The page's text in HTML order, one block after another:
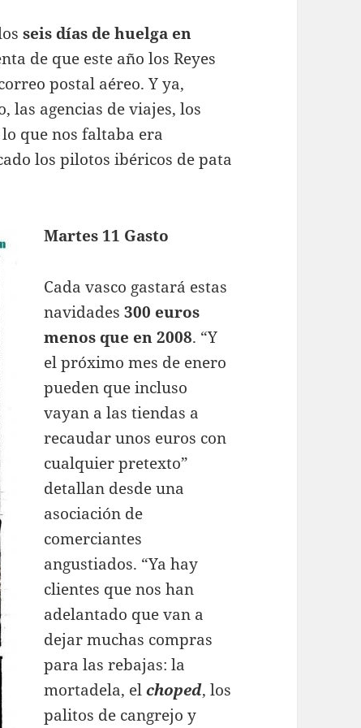
seis días de huelga en
de que este año los Reyes
postal aéreo. Y ya,
las agencias de viajes, los
que nos faltaba era
los pilotos ibéricos de pata
Martes 11 Gasto
Cada vasco gastará estas
navidades300 euros
menos que en 2008. “Y
el próximo mes de enero
pueden que incluso
vayan a las tiendas a
recaudar unos euros con
cualquier pretexto”
detallan desde una
asociación de
comerciantes
angustiados. “Ya hay
clientes que nos han
adelantado que van a
dejar muchas compras
para las rebajas: la
mortadela, elchoped, los
palitos de cangrejo y